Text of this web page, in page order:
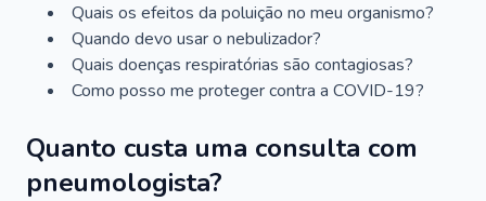
Quais os efeitos da poluição no meu organismo?
Quando devo usar o nebulizador?
Quais doenças respiratórias são contagiosas?
Como posso me proteger contra a COVID-19?
Quanto custa uma consulta com
pneumologista?